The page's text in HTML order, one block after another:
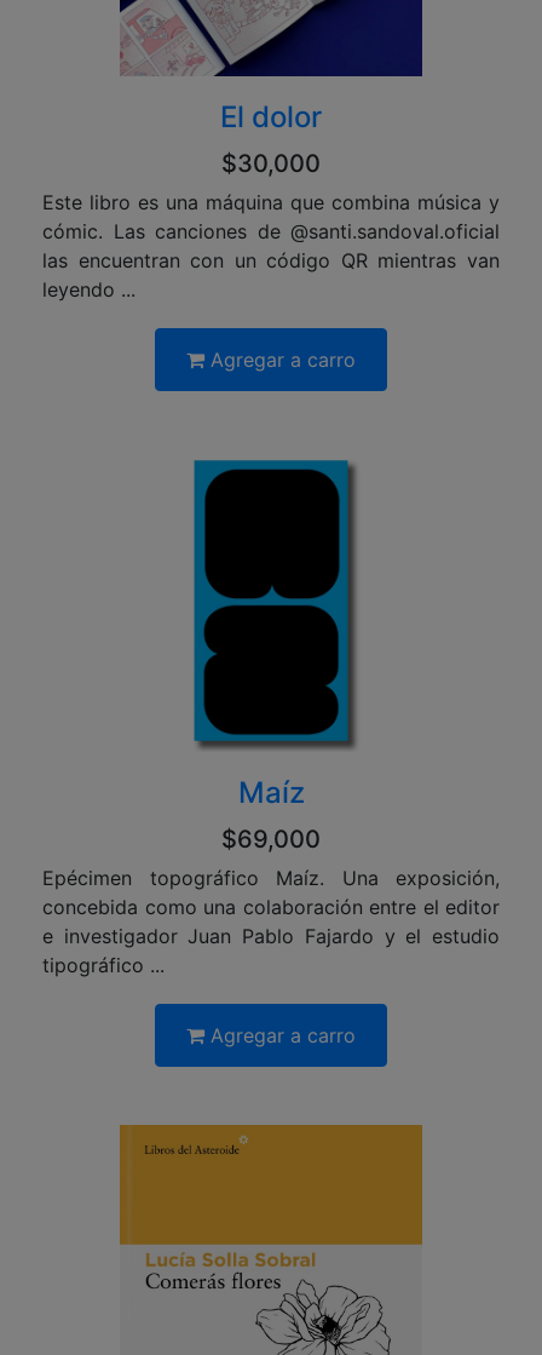
El dolor
$30,000
Este libro es una máquina que combina música y
cómic. Las canciones de @santi.sandoval.oficial
las encuentran con un código QR mientras van
leyendo ...
Agregar a carro
Maíz
$69,000
Epécimen topográfico Maíz. Una exposición,
concebida como una colaboración entre el editor
e investigador Juan Pablo Fajardo y el estudio
tipográfico ...
Agregar a carro